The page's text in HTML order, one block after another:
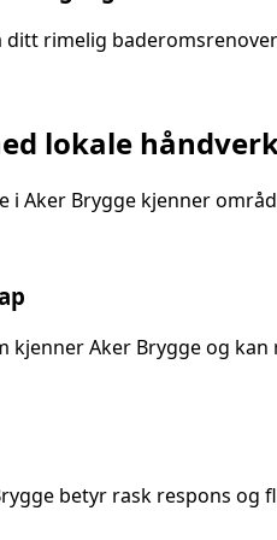
ditt rimelig
lokale
i Aker Brygge kjenner
kjennerAker Bryggeog kan
betyr rask respons og